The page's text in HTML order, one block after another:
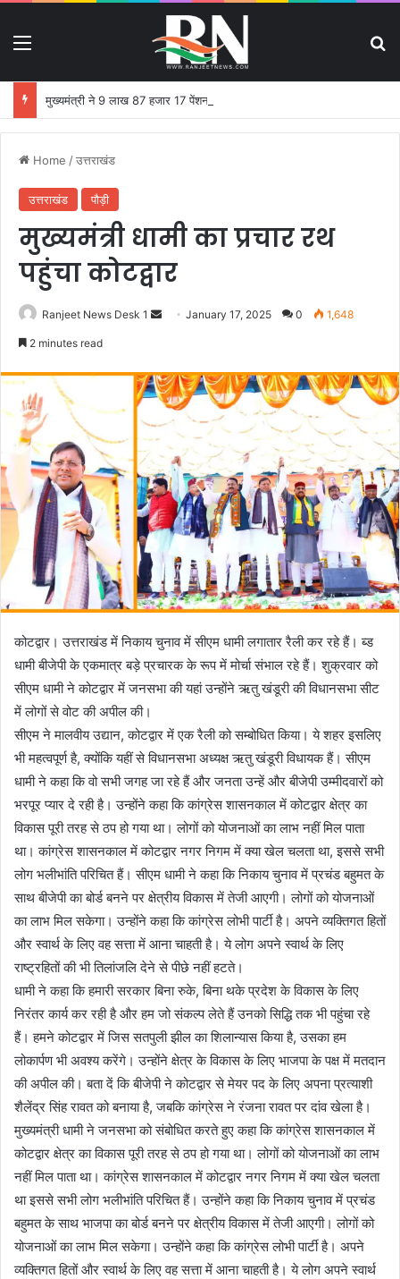
Home /उत्तराखंड
उत्तराखंड पौड़ी
मुख्यमंत्री धामी का प्रचार रथ
पहुंचा कोटद्वार
Ranjeet News Desk 1
d
a
n
e
a
i
l
January 17, 2025 0 1,648
2 minutes read
कोटद्वार। उत्तराखंड में निकाय चुनाव में सीएम धामी लगातार रैली कर रहे हैं। ब्ड
धामी बीजेपी के एकमात्र बड़े प्रचारक के रूप में मोर्चा संभाल रहे हैं। शुक्रवार को
सीएम धामी ने कोटद्वार में जनसभा की यहां उन्होंने ऋतु खंडूरी की विधानसभा सीट
में लोगों से वोट की अपील की।
सीएम ने मालवीय उद्यान, कोटद्वार में एक रैली को सम्बोधित किया। ये शहर इसलिए
भी महत्वपूर्ण है, क्योंकि यहीं से विधानसभा अध्यक्ष ऋतु खंडूरी विधायक हैं। सीएम
धामी ने कहा कि वो सभी जगह जा रहे हैं और जनता उन्हें और बीजेपी उम्मीदवारों को
भरपूर प्यार दे रही है। उन्होंने कहा कि कांग्रेस शासनकाल में कोटद्वार क्षेत्र का
विकास पूरी तरह से ठप हो गया था। लोगों को योजनाओं का लाभ नहीं मिल पाता
था। कांग्रेस शासनकाल में कोटद्वार नगर निगम में क्या खेल चलता था, इससे सभी
लोग भलीभांति परिचित हैं। सीएम धामी ने कहा कि निकाय चुनाव में प्रचंड बहुमत के
साथ बीजेपी का बोर्ड बनने पर क्षेत्रीय विकास में तेजी आएगी। लोगों को योजनाओं
का लाभ मिल सकेगा। उन्होंने कहा कि कांग्रेस लोभी पार्टी है। अपने व्यक्तिगत हितों
और स्वार्थ के लिए वह सत्ता में आना चाहती है। ये लोग अपने स्वार्थ के लिए
राष्ट्रहितों की भी तिलांजलि देने से पीछे नहीं हटते।
धामी ने कहा कि हमारी सरकार बिना रुके, बिना थके प्रदेश के विकास के लिए
निरंतर कार्य कर रही है और हम जो संकल्प लेते हैं उनको सिद्धि तक भी पहुंचा रहे
हैं। हमने कोटद्वार में जिस सतपुली झील का शिलान्यास किया है, उसका हम
लोकार्पण भी अवश्य करेंगे। उन्होंने क्षेत्र के विकास के लिए भाजपा के पक्ष में मतदान
की अपील की। बता दें कि बीजेपी ने कोटद्वार से मेयर पद के लिए अपना प्रत्याशी
शैलेंद्र सिंह रावत को बनाया है, जबकि कांग्रेस ने रंजना रावत पर दांव खेला है।
मुख्यमंत्री धामी ने जनसभा को संबोधित करते हुए कहा कि कांग्रेस शासनकाल में
कोटद्वार क्षेत्र का विकास पूरी तरह से ठप हो गया था। लोगों को योजनाओं का लाभ
नहीं मिल पाता था। कांग्रेस शासनकाल में कोटद्वार नगर निगम में क्या खेल चलता
था इससे सभी लोग भलीभांति परिचित हैं। उन्होंने कहा कि निकाय चुनाव में प्रचंड
बहुमत के साथ भाजपा का बोर्ड बनने पर क्षेत्रीय विकास में तेजी आएगी। लोगों को
योजनाओं का लाभ मिल सकेगा। उन्होंने कहा कि कांग्रेस लोभी पार्टी है। अपने
व्यक्तिगत हितों और स्वार्थ के लिए वह सत्ता में आना चाहती है। ये लोग अपने स्वार्थ